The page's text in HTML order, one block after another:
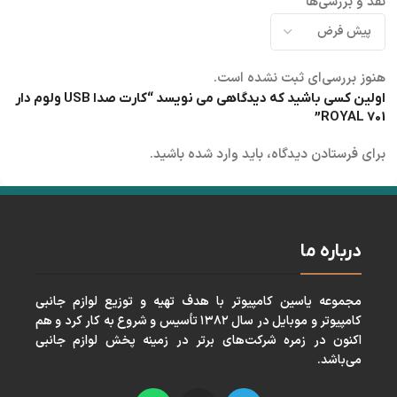
هنوز بررسی‌ای ثبت نشده است.
اولین کسی باشید که دیدگاهی می نویسد “کارت صدا USB ولوم دار
ROYAL 701”
برای فرستادن دیدگاه، باید وارد شده باشید.
درباره ما
مجموعه ياسين كامپيوتر با هدف تهيه و توزيع لوازم جانبی
كامپيوتر و موبايل در سال ١٣٨٢ تأسيس و شروع به كار كرد و هم
اكنون در زمره شركت‌های برتر در زمينه پخش لوازم جانبی
می‌باشد.